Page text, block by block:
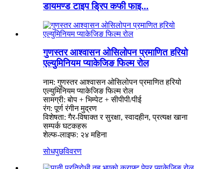
डायमण्ड टाइप ड्रिप कफी फाइ...
गुणस्तर आश्वासन ओसिलोपन प्रमाणित हरियो
एल्युमिनियम प्याकेजिङ फिल्म रोल
नाम: गुणस्तर आश्वासन ओसिलोपन प्रमाणित हरियो
एल्युमिनियम प्याकेजिङ फिल्म रोल
सामग्री: बोप + भिम्पेट + सीपीपी/पीई
रंग: पूर्ण रंगीन मुद्रण
विशेषता: गैर-विषाक्त र सुरक्षा, स्वादहीन, प्रत्यक्ष खाना
सम्पर्क घटकहरू
शेल्फ-लाइफ: २४ महिना
सोधपुछविवरण